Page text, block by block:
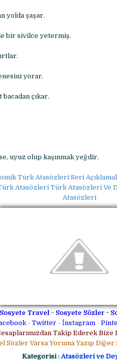
yolda şaşar.
bir sivilce yetermiş.
yorar.
çıkar.
uyuz olup kaşınmak yeğdir.
Türk Atasözleri Seri
Türk Atasözleri Türk Atasözleri
Atasözleri
Sosyete Travel ~ Sosyete Sözler ~
- Twitter - İnstagram-
Takip Ederek Bize
Sözler Varsa Yoruma Yazıp
Kategorisi : Atasözleri ve